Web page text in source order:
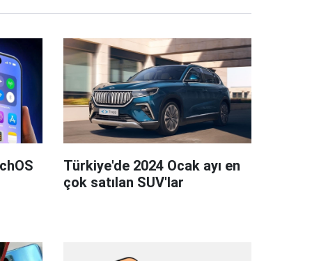
Türkiye'de 2024 Ocak ayı en
çok satılan SUV'lar